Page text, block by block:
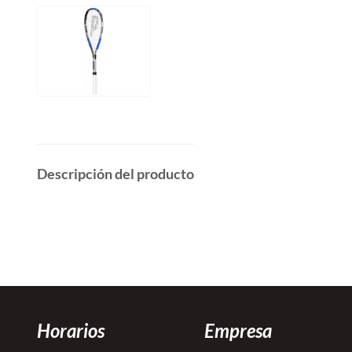
Descripción del producto
Horarios Empresa